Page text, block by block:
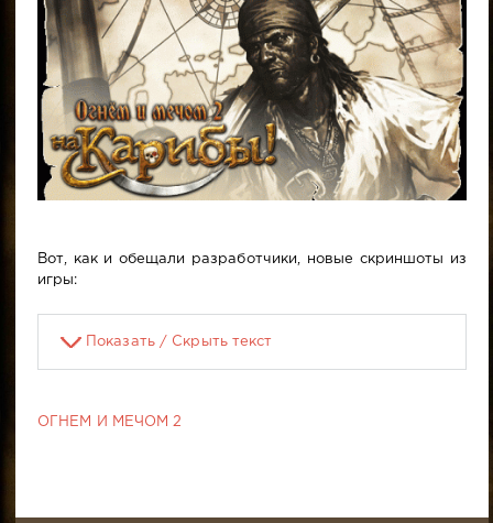
Вот, как и обещали разработчики, новые скриншоты из
игры:
Показать / Скрыть текст
ОГНЕМ И МЕЧОМ 2